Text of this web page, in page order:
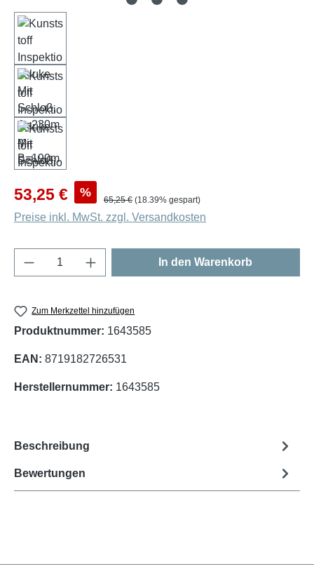
Verkaufspreis:
53,25 € % Regulärer Preis:
65,25 € (18.39% gespart)
Preise inkl. MwSt. zzgl. Versandkosten
Produkt Anzahl: Gib den gewünschten
In den Warenkorb
Zum Merkzettel hinzufügen
Produktnummer: 1643585
EAN: 8719182726531
Herstellernummer: 1643585
Beschreibung
Bewertungen